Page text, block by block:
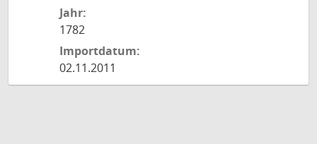
Jahr:
1782
Importdatum:
02.11.2011